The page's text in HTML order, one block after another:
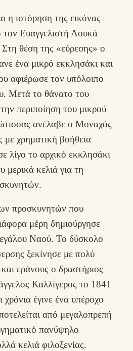
η ιστόρηση της εικόνας
τον Ευαγγελιστή Λουκά
θέση της «εύρεσης» ο
ένα μικρό εκκλησάκι και
αφιέρωσε τον υπόλοιπο
Μετά το θάνατο του
περιποίηση του μικρού
ανέλαβε ο Μοναχός
με χρηματική βοήθεια
λίγο το αρχικό εκκλησάκι
μερικά κελιά για τη
προσκυνητών που
μέρη δημιούργησε
Ναού. Το δύσκολο
ξεκίνησε με πολύ
εράνους ο δραστήριος
Καλλίγερος το 1841
έγινε ένα υπέροχο
από μεγαλοπρεπή
πανύψηλο
κελιά φιλοξενίας.